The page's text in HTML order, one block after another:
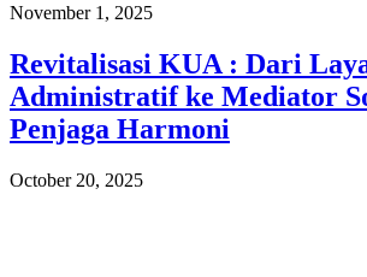
November 1, 2025
Revitalisasi KUA : Dari
Administratif ke Mediator
Penjaga Harmoni
October 20, 2025